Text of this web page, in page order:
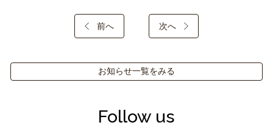
前へ 次へ
お知らせ一覧をみる
Follow us